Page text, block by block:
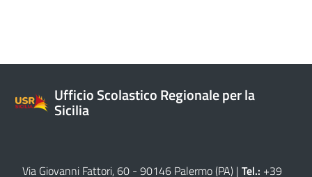
Ufficio Scolastico Regionale per la
Sicilia
Via Giovanni Fattori, 60 - 90146 Palermo (PA) | Tel.: +39